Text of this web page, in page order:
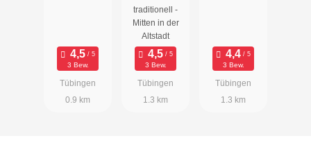
3 Bew.
Tübingen
0.9 km
traditionell -
Mitten in der
Altstadt
3 Bew.
Tübingen
1.3 km
3 Bew.
Tübingen
1.3 km